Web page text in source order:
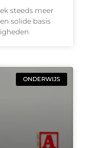
steeds meer
solide basis
ONDERWIJS